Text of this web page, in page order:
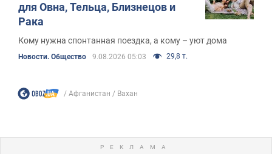
для Овна, Тельца, Близнецов и
Рака
Кому нужна спонтанная поездка, а кому – уют дома
Новости. Общество 9.08.2026 05:03 29,8 т.
Афганистан Вахан